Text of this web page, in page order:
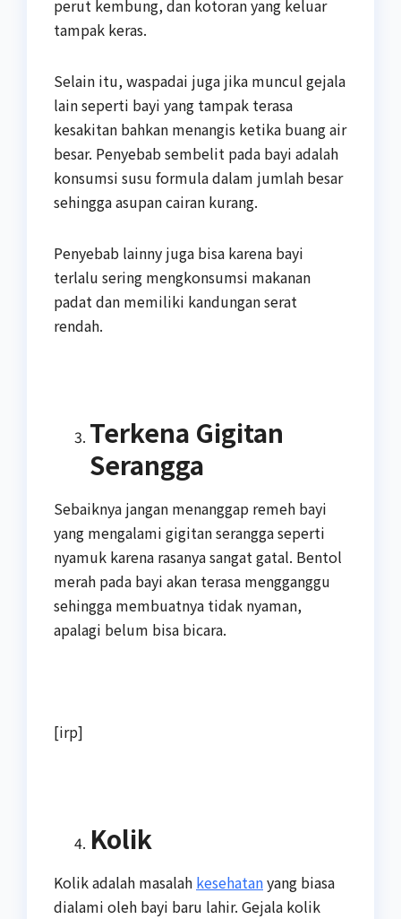
perut kembung, dan kotoran yang keluar
tampak keras.
Selain itu, waspadai juga jika muncul gejala
lain seperti bayi yang tampak terasa
kesakitan bahkan menangis ketika buang air
besar. Penyebab sembelit pada bayi adalah
konsumsi susu formula dalam jumlah besar
sehingga asupan cairan kurang.
Penyebab lainny juga bisa karena bayi
terlalu sering mengkonsumsi makanan
padat dan memiliki kandungan serat
rendah.
Terkena Gigitan
Serangga
Sebaiknya jangan menanggap remeh bayi
yang mengalami gigitan serangga seperti
nyamuk karena rasanya sangat gatal. Bentol
merah pada bayi akan terasa mengganggu
sehingga membuatnya tidak nyaman,
apalagi belum bisa bicara.
[irp]
Kolik
Kolik adalah masalah kesehatanyang biasa
dialami oleh bayi baru lahir. Gejala kolik